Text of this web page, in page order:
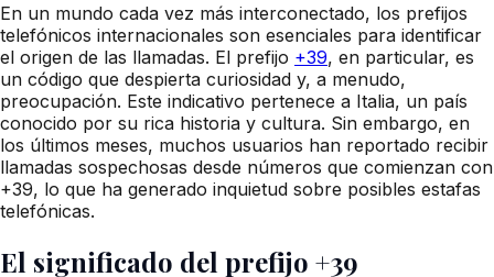
En un mundo cada vez más interconectado, los prefijos
telefónicos internacionales son esenciales para identificar
el origen de las llamadas. El prefijo +39, en particular, es
un código que despierta curiosidad y, a menudo,
preocupación. Este indicativo pertenece a Italia, un país
conocido por su rica historia y cultura. Sin embargo, en
los últimos meses, muchos usuarios han reportado recibir
llamadas sospechosas desde números que comienzan con
+39, lo que ha generado inquietud sobre posibles estafas
telefónicas.
El significado del prefijo +39